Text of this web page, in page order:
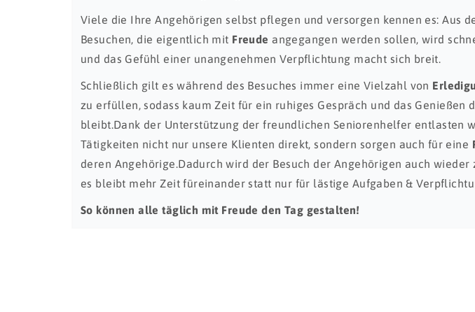
Viele die Ihre Angehörigen selbst pflegen und versorgen kennen es: Aus
Besuchen, die eigentlich mit Freude angegangen werden sollen, wird
und das Gefühl einer unangenehmen Verpflichtung macht sich breit.
Schließlich gilt es während des Besuches immer eine Vielzahl von
zu erfüllen, sodass kaum Zeit für ein ruhiges Gespräch und das Genießen
bleibt.Dank der Unterstützung der freundlichen Seniorenhelfer entlasten
Tätigkeiten nicht nur unsere Klienten direkt, sondern sorgen auch für eine
deren Angehörige.Dadurch wird der Besuch der Angehörigen auch wieder
es bleibt mehr Zeit füreinander statt nur für lästige Aufgaben &
So können alle täglich mit Freude den Tag gestalten!